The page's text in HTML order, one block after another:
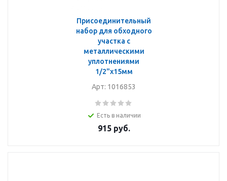
Присоединительный
набор для обходного
участка с
металлическими
уплотнениями
1/2"x15мм
Арт: 1016853
Есть в наличии
915руб.